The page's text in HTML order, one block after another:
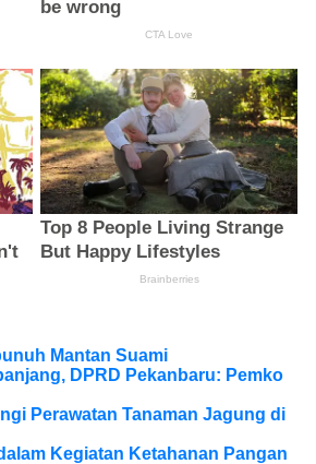
Mantan Suami
DPRD Pekanbaru: Pemko
Perawatan Tanaman Jagung di
Kegiatan Ketahanan Pangan